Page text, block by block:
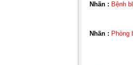
Nhãn : Bệnh
Nhãn : Phòng